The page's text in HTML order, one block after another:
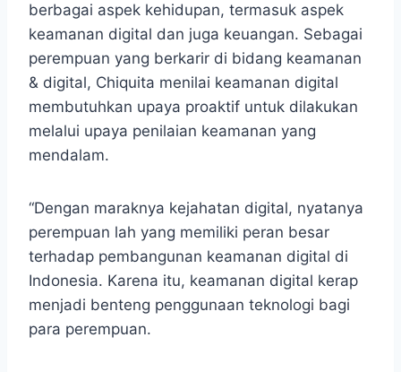
berbagai aspek kehidupan, termasuk aspek
keamanan digital dan juga keuangan. Sebagai
perempuan yang berkarir di bidang keamanan
& digital, Chiquita menilai keamanan digital
membutuhkan upaya proaktif untuk dilakukan
melalui upaya penilaian keamanan yang
mendalam.
“Dengan maraknya kejahatan digital, nyatanya
perempuan lah yang memiliki peran besar
terhadap pembangunan keamanan digital di
Indonesia. Karena itu, keamanan digital kerap
menjadi benteng penggunaan teknologi bagi
para perempuan.